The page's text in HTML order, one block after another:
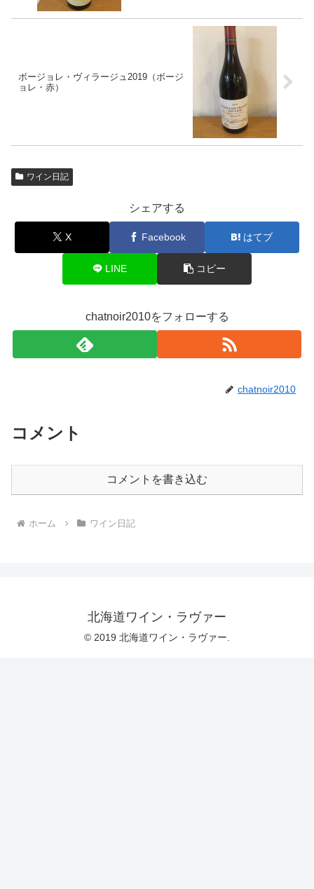
ボージョレ・ヴィラージュ2019（ボージ
ョレ・赤）
ワイン日記
シェアする
X Facebook はてブ
LINE コピー
chatnoir2010をフォローする
chatnoir2010
コメント
コメントを書き込む
ホーム ワイン日記
北海道ワイン・ラヴァー
© 2019 北海道ワイン・ラヴァー.